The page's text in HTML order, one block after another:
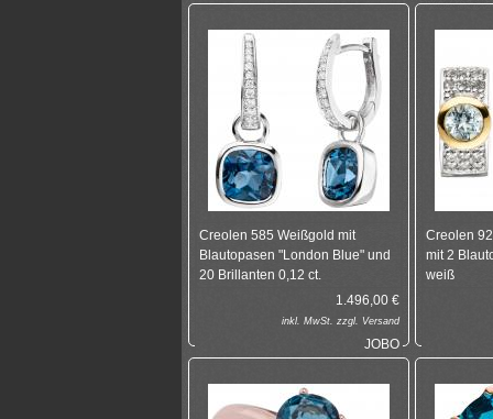
Creolen 585 Weißgold mit
Blautopasen "London Blue" und
20 Brillanten 0,12 ct.
1.496,00 €
inkl. MwSt. zzgl. Versand
JOBO
Creolen
mit 2
weiß